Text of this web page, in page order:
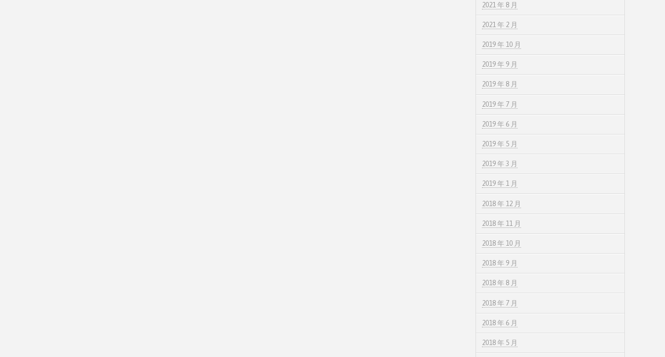
2021 年 8 月
2021 年 2 月
2019 年 10 月
2019 年 9 月
2019 年 8 月
2019 年 7 月
2019 年 6 月
2019 年 5 月
2019 年 3 月
2019 年 1 月
2018 年 12 月
2018 年 11 月
2018 年 10 月
2018 年 9 月
2018 年 8 月
2018 年 7 月
2018 年 6 月
2018 年 5 月